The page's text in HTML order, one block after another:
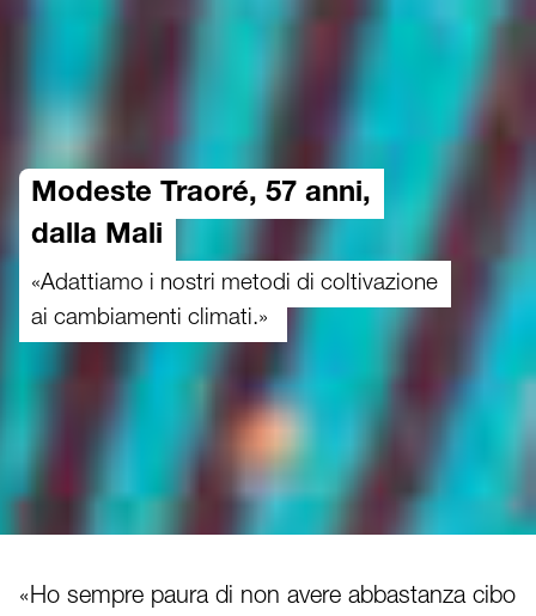
Modeste Traoré, 57 anni,
dalla Mali
«Adattiamo i nostri metodi di coltivazione
ai cambiamenti climati.»
«Ho sempre paura di non avere abbastanza cibo